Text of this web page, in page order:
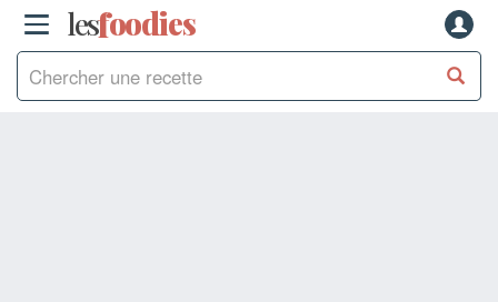
lesfoodies